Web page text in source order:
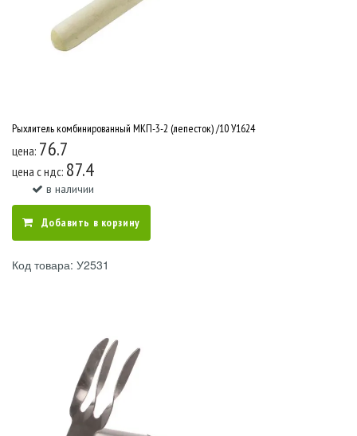
Рыхлитель комбинированный МКП-3-2 (лепесток) /10 У1624
цена: 76.7
цена c ндс: 87.4
в наличии
Добавить в корзину
Код товара: У2531